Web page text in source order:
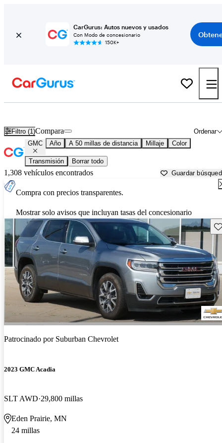
CarGurus: Autos nuevos y usados
Con Modo de concesionario
150K+
Filtro (1) Ordenar
Compara
GMC Año A 50 millas de distancia Millaje Color
Transmisión Borrar todo
1,308 vehículos encontrados Guardar
Compra con precios transparentes.
Mostrar solo avisos que incluyan tasas del concesionario
Patrocinado por Suburban Chevrolet
2023 GMC Acadia
SLT AWD 29,800 millas
Eden Prairie, MN
24 millas